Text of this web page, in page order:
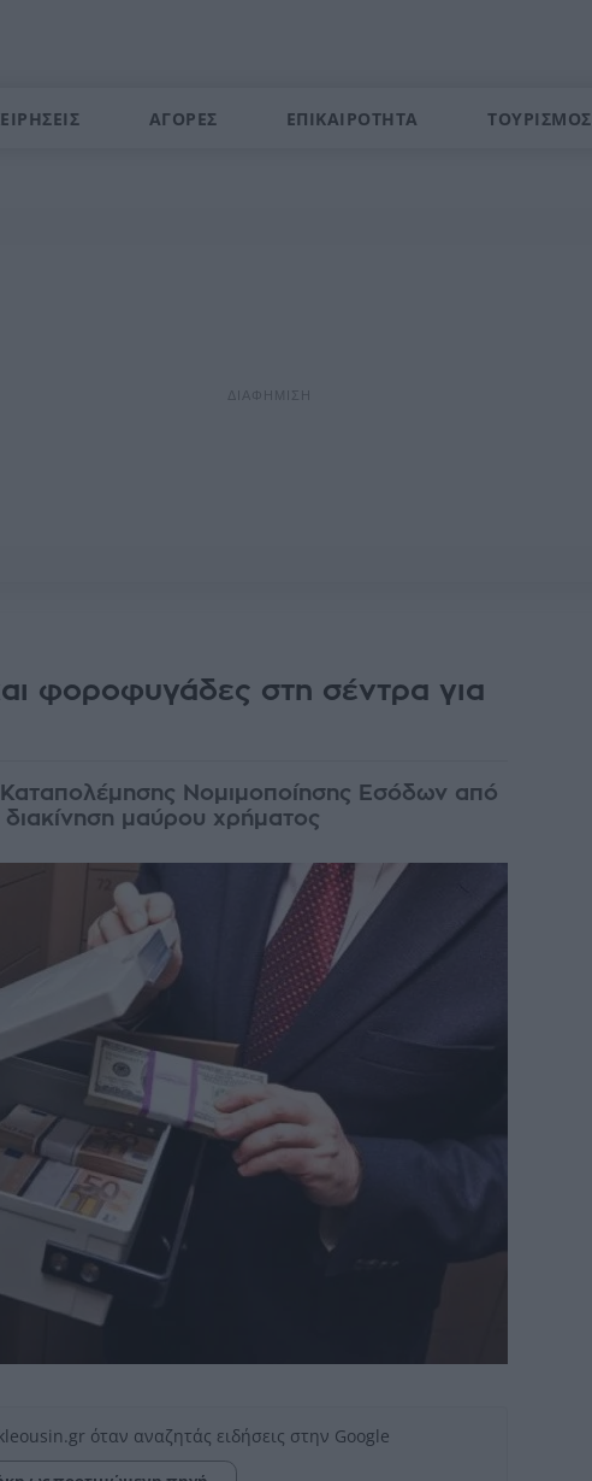
ΑΓΟΡΕΣ ΕΠΙΚΑΙΡΟΤΗΤΑ ΤΟΥΡΙΣΜΟΣ
φοροφυγάδες στη σέντρα για
Νομιμοποίησης Εσόδων από
διακίνηση μαύρου χρήματος
όταν αναζητάς ειδήσεις στην Google